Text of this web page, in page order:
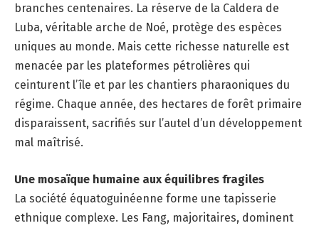
branches centenaires. La réserve de la Caldera de
Luba, véritable arche de Noé, protège des espèces
uniques au monde. Mais cette richesse naturelle est
menacée par les plateformes pétrolières qui
ceinturent l’île et par les chantiers pharaoniques du
régime. Chaque année, des hectares de forêt primaire
disparaissent, sacrifiés sur l’autel d’un développement
mal maîtrisé.
Une mosaïque humaine aux équilibres fragiles
La société équatoguinéenne forme une tapisserie
ethnique complexe. Les Fang, majoritaires, dominent